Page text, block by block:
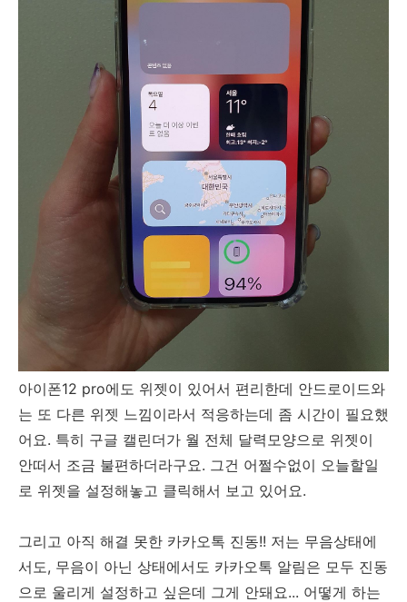
아이폰12 pro에도 위젯이 있어서 편리한데 안드로이드와
는 또 다른 위젯 느낌이라서 적응하는데 좀 시간이 필요했
어요. 특히 구글 캘린더가 월 전체 달력모양으로 위젯이
안떠서 조금 불편하더라구요. 그건 어쩔수없이 오늘할일
로 위젯을 설정해놓고 클릭해서 보고 있어요.
그리고 아직 해결 못한 카카오톡 진동!! 저는 무음상태에
서도, 무음이 아닌 상태에서도 카카오톡 알림은 모두 진동
으로 울리게 설정하고 싶은데 그게 안돼요... 어떻게 하는